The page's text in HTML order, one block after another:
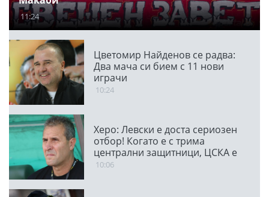
11:24
Цветомир Найденов се радва:
Два мача си бием с 11 нови
играчи
10:24
Херо: Левски е доста сериозен
отбор! Когато е с трима
централни защитници, ЦСКА е
много стабилен
10:06